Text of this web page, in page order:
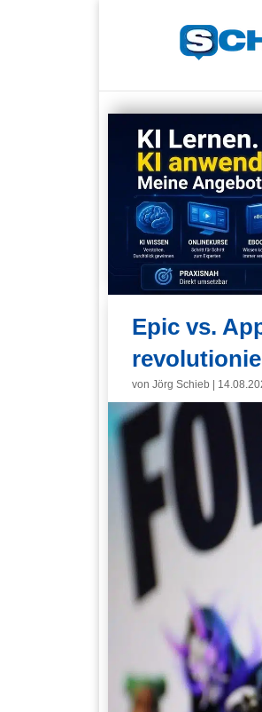
Epic vs.
von Jörg Schieb